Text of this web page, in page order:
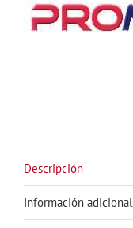
Descripción
Información adicional